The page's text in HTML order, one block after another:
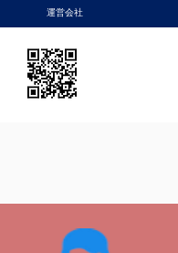
運営会社